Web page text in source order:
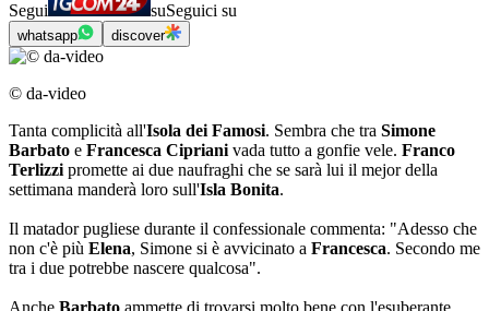
Segui suSeguici su
whatsapp discover
© da-video
Tanta complicità all'Isola dei Famosi. Sembra che tra Simone
Barbato e Francesca Cipriani vada tutto a gonfie vele. Franco
Terlizzi promette ai due naufraghi che se sarà lui il mejor della
settimana manderà loro sull'Isla Bonita.
Il matador pugliese durante il confessionale commenta: "Adesso che
non c'è più Elena, Simone si è avvicinato a Francesca. Secondo me
tra i due potrebbe nascere qualcosa".